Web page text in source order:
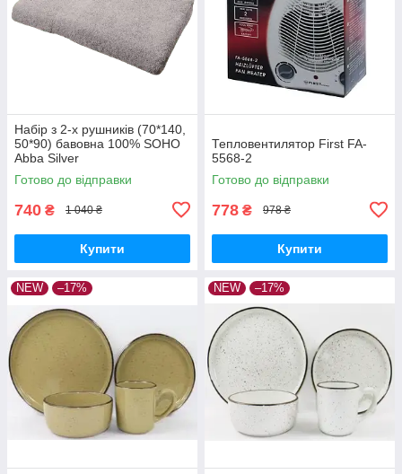
Набір з 2-х рушників (70*140,
50*90) бавовна 100% SOHO
Abba Silver
Готово до відправки
740 ₴ 1 040 ₴
Купити
Тепловентилятор First FA-
5568-2
Готово до відправки
778 ₴ 978 ₴
Купити
NEW –17% NEW –17%